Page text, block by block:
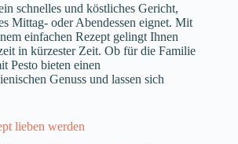
schnelles und köstliches Gericht,
Mittag- oder Abendessen eignet. Mit
einfachen Rezept gelingt Ihnen
in kürzester Zeit. Ob für die Familie
Pesto bieten einen
Genuss und lassen sich
lieben werden